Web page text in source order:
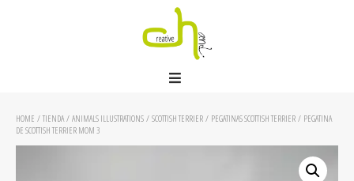
HOME / TIENDA/ ANIMALS ILLUSTRATIONS / SCOTTISH TERRIER / PEGATINAS SCOTTISH TERRIER / PEGATINA
DE SCOTTISH TERRIER MOM 3